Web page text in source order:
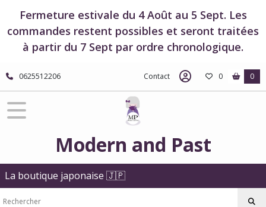
Fermeture estivale du 4 Août au 5 Sept. Les
commandes restent possibles et seront traitées
à partir du 7 Sept par ordre chronologique.
0625512206 Contact 0 0
Modern and Past
La boutique japonaise 🇯🇵